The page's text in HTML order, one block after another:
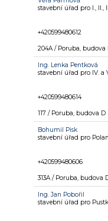
stavební úřad pro I., II.,
+420599480612
204A / Poruba, budova
Ing. Lenka Pentková
stavební úřad pro IV. a
+420599480614
117 / Poruba, budova D
Bohumil Pisk
stavební úřad pro
+420599480606
313A / Poruba, budova
Ing. Jan Pobořil
stavební úřad pro